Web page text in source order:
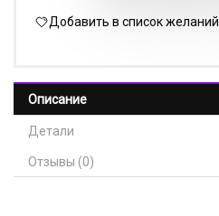
Добавить в список желаний
Описание
Детали
Отзывы (0)